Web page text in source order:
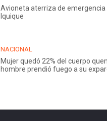
Avioneta aterriza de emergencia
Iquique
NACIONAL
Mujer quedó 22% del cuerpo
hombre prendió fuego a su